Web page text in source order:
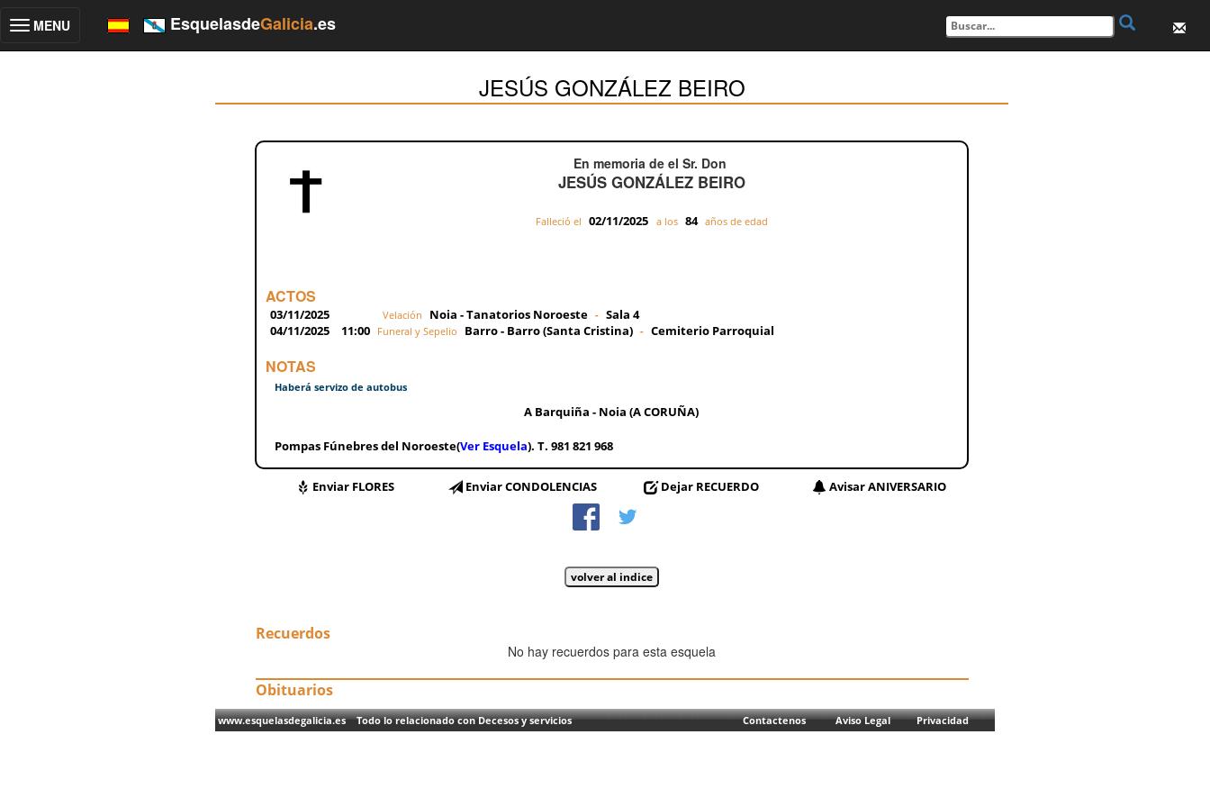
Toggle
MENU EsquelasdeGalicia.es
JESÚS GONZÁLEZ BEIRO
En memoria de el Sr. Don
JESÚS GONZÁLEZ BEIRO
Falleció el 02/11/2025 a los 84 años de edad
ACTOS
03/11/2025 Velación Noia - Tanatorios Noroeste - Sala 4
04/11/2025
11:00 Funeral y Sepelio Barro - Barro (Santa Cristina) - Cemiterio Parroquial
NOTAS
Haberá servizo de autobus
A Barquiña - Noia (A CORUÑA)
Pompas Fúnebres del Noroeste(Ver Esquela). T. 981 821 968
Enviar FLORES Enviar CONDOLENCIAS Dejar RECUERDO Avisar ANIVERSARIO
Recuerdos
No hay recuerdos para esta esquela
Obituarios
www.esquelasdegalicia.es Todo lo relacionado con Decesos y servicios Contactenos Aviso Legal Privacidad